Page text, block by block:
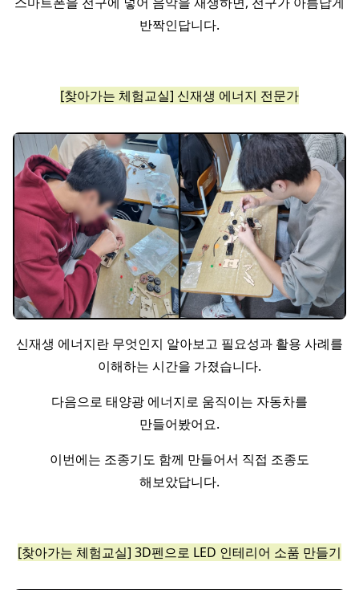
반짝인답니다.
[찾아가는 체험교실] 신재생 에너지 전문가
신재생 에너지란 무엇인지 알아보고 필요성과 활용 사례를
이해하는 시간을 가졌습니다.
다음으로 태양광 에너지로 움직이는 자동차를
만들어봤어요.
이번에는 조종기도 함께 만들어서 직접 조종도
해보았답니다.
[찾아가는 체험교실] 3D펜으로 LED 인테리어 소품 만들기